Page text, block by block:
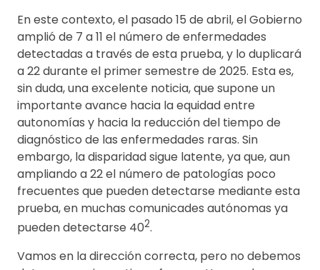
En este contexto, el pasado 15 de abril, el Gobierno
amplió de 7 a 11 el número de enfermedades
detectadas a través de esta prueba, y lo duplicará
a 22 durante el primer semestre de 2025. Esta es,
sin duda, una excelente noticia, que supone un
importante avance hacia la equidad entre
autonomías y hacia la reducción del tiempo de
diagnóstico de las enfermedades raras. Sin
embargo, la disparidad sigue latente, ya que, aun
ampliando a 22 el número de patologías poco
frecuentes que pueden detectarse mediante esta
prueba, en muchas comunicades autónomas ya
pueden detectarse 402.
Vamos en la dirección correcta, pero no debemos